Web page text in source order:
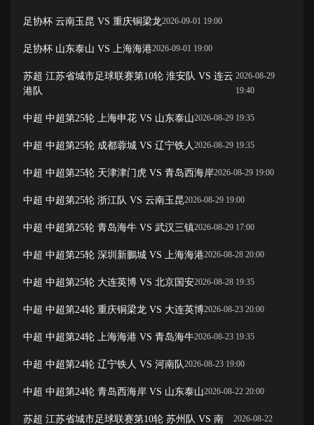
足协杯 云南玉昆 VS 重庆铜梁龙2026-09-01 19:00
足协杯 山东泰山 VS 上海海港2026-09-01 19:00
苏超 江苏省城市足球联赛第10轮 淮安队 VS 连云
港队
2026-08-29
19:40
中超 中超第25轮 上海申花 VS 山东泰山2026-08-29 19:35
中超 中超第25轮 成都蓉城 VS 辽宁铁人2026-08-29 19:35
中超 中超第25轮 天津津门虎 VS 青岛西海岸2026-08-29 19:00
中超 中超第25轮 浙江队 VS 云南玉昆2026-08-29 19:00
中超 中超第25轮 青岛海牛 VS 武汉三镇2026-08-29 17:00
中超 中超第25轮 深圳新鵬城 VS 上海海港2026-08-28 20:00
中超 中超第25轮 大连英博 VS 北京国安2026-08-28 19:35
中超 中超第24轮 重庆铜梁龙 VS 大连英博2026-08-23 20:00
中超 中超第24轮 上海海港 VS 青岛海牛2026-08-23 19:35
中超 中超第24轮 辽宁铁人 VS 河南队2026-08-23 19:00
中超 中超第24轮 青岛西海岸 VS 山东泰山2026-08-22 20:00
苏超 江苏省城市足球联赛第10轮 苏州队 VS 南
2026-08-22